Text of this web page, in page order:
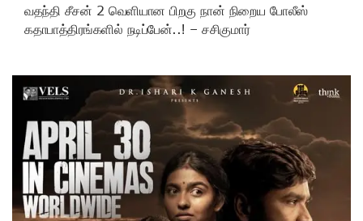
வதந்தி சீசன் 2 வெளியான பிறகு நான் நிறைய போலீஸ்
கதாபாத்திரங்களில் நடிப்பேன்..! – சசிகுமார்